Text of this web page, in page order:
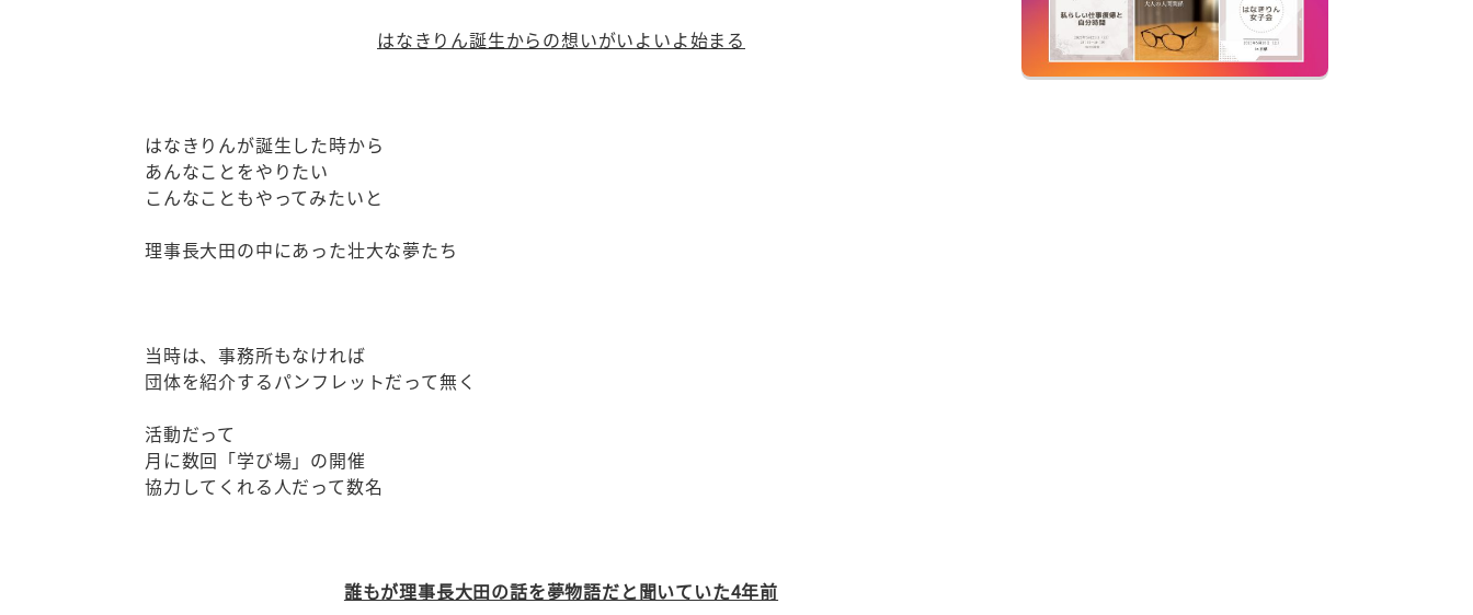
はなきりん誕生からの想いがいよいよ始まる
はなきりんが誕生した時から
あんなことをやりたい
こんなこともやってみたいと
理事長大田の中にあった壮大な夢たち
当時は、事務所もなければ
団体を紹介するパンフレットだって無く
活動だって
月に数回「学び場」の開催
協力してくれる人だって数名
誰もが理事長大田の話を夢物語だと聞いていた4年前